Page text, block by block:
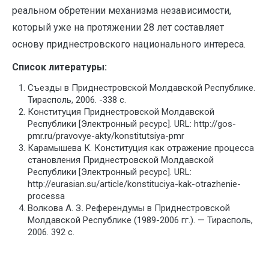
реальном обретении механизма независимости,
который уже на протяжении 28 лет составляет
основу приднестровского национального интереса.
Список литературы:
Съезды в Приднестровской Молдавской Республике.
Тирасполь, 2006. -338 с.
Конституция Приднестровской Молдавской
Республики [Электронный ресурс]. URL: http://gos-
pmr.ru/pravovye-akty/konstitutsiya-pmr
Карамышева К. Конституция как отражение процесса
становления Приднестровской Молдавской
Республики [Электронный ресурс]. URL:
http://eurasian.su/article/konstituciya-kak-otrazhenie-
processa
Волкова А. З. Референдумы в Приднестровской
Молдавской Республике (1989-2006 гг.). — Тирасполь,
2006. 392 с.